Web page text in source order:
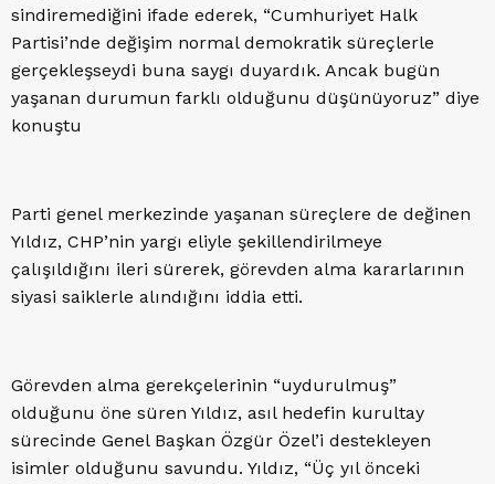
sindiremediğini ifade ederek, “Cumhuriyet Halk
Partisi’nde değişim normal demokratik süreçlerle
gerçekleşseydi buna saygı duyardık. Ancak bugün
yaşanan durumun farklı olduğunu düşünüyoruz” diye
konuştu
Parti genel merkezinde yaşanan süreçlere de değinen
Yıldız, CHP’nin yargı eliyle şekillendirilmeye
çalışıldığını ileri sürerek, görevden alma kararlarının
siyasi saiklerle alındığını iddia etti.
Görevden alma gerekçelerinin “uydurulmuş”
olduğunu öne süren Yıldız, asıl hedefin kurultay
sürecinde Genel Başkan Özgür Özel’i destekleyen
isimler olduğunu savundu. Yıldız, “Üç yıl önceki